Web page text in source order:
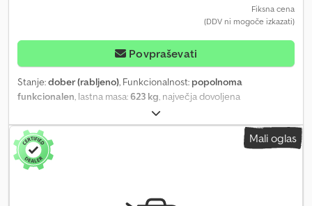
Fiksna cena
(DDV ni mogoče izkazati)
Povpraševati
Stanje:dober (rabljeno), Funkcionalnost: popolnoma
funkcionalen, lastna masa:623 kg, največja dovoljena
, skupna masa:
os, prva registracija:11/2023, naslednji pregled (TÜV):11/2027,
največja hitrost:
prikolica s zavoro,
Ponujam prikolico Hapert Sapphire L-1 (C21B) z odobritvijo za
vožnjo s hitrostjo 100 km/h, prvič registrirana 11/2023, z veljavnim
ima le nekaj znakov uporabe. Uporabljal sem jo za občasen prevoz
Mali oglas